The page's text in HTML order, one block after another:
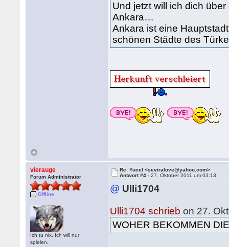
Und jetzt will ich dich
Ankara…
Ankara ist eine
schönen Städte des
vierauge
Forum Administrator
Offline
Ich tu nix. Ich will nur
spielen.
Re: Yucel <seviralove@yahoo.com>
Antwort #4 -27. Oktober 2011 um 03:13
@ Ulli1704
Ulli1704 schrieb on 27.
WOHER BEKOMMEN